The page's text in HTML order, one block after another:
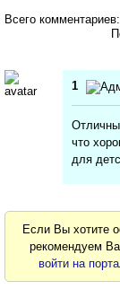
Всего комментариев:
1
что
для
Если Вы хотите
рекомендуем
войти на